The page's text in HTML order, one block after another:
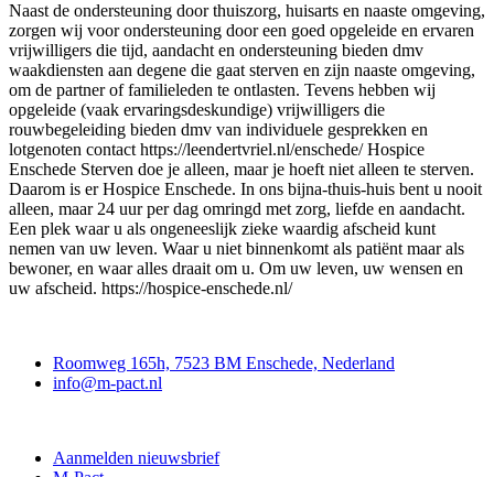
Naast de ondersteuning door thuiszorg, huisarts en naaste omgeving,
zorgen wij voor ondersteuning door een goed opgeleide en ervaren
vrijwilligers die tijd, aandacht en ondersteuning bieden dmv
waakdiensten aan degene die gaat sterven en zijn naaste omgeving,
om de partner of familieleden te ontlasten. Tevens hebben wij
opgeleide (vaak ervaringsdeskundige) vrijwilligers die
rouwbegeleiding bieden dmv van individuele gesprekken en
lotgenoten contact https://leendertvriel.nl/enschede/ Hospice
Enschede Sterven doe je alleen, maar je hoeft niet alleen te sterven.
Daarom is er Hospice Enschede. In ons bijna-thuis-huis bent u nooit
alleen, maar 24 uur per dag omringd met zorg, liefde en aandacht.
Een plek waar u als ongeneeslijk zieke waardig afscheid kunt
nemen van uw leven. Waar u niet binnenkomt als patiënt maar als
bewoner, en waar alles draait om u. Om uw leven, uw wensen en
uw afscheid. https://hospice-enschede.nl/
Roomweg 165h, 7523 BM Enschede, Nederland
info@m-pact.nl
Aanmelden nieuwsbrief